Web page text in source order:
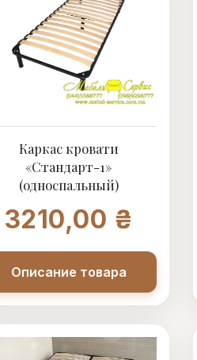
Каркас кровати
«Стандарт-1»
(односпальный)
3210,00 ₴
Описание товара